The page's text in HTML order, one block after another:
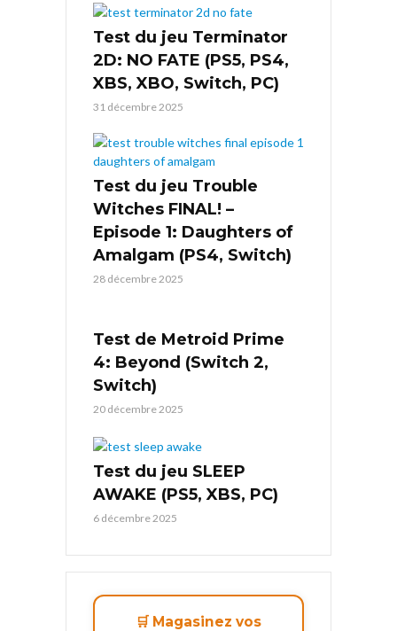
Test du jeu Terminator
2D: NO FATE (PS5, PS4,
XBS, XBO, Switch, PC)
31 décembre 2025
Test du jeu Trouble
Witches FINAL! –
Episode 1: Daughters of
Amalgam (PS4, Switch)
28 décembre 2025
Test de Metroid Prime
4: Beyond (Switch 2,
Switch)
20 décembre 2025
Test du jeu SLEEP
AWAKE (PS5, XBS, PC)
6 décembre 2025
🛒 Magasinez vos